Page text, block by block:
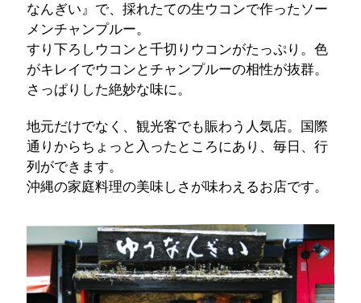
なんぎい』で、採れたての生ウコンで作ったソー
メンチャンプルー。
すり下ろしウコンと千切りウコンがたっぷり。色
がキレイでウコンとチャンプルーの相性が抜群。
さっぱりした絶妙な味に。
地元だけでなく、観光客でも賑わう人気店。国際
通りからちょっと入ったところにあり、毎日、行
列ができます。
沖縄の家庭料理の美味しさが味わえるお店です。